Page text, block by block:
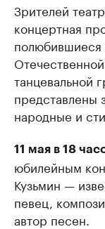
Зрителей
концертная
полюбившиеся
танцевальной
представлены
народные и
11 мая в 18
юбилейным
Кузьмин —
певец,
автор песен.